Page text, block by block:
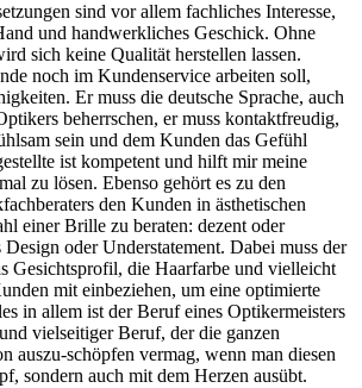
sind vor allem fachliches Interesse,
und handwerkliches Geschick. Ohne
sich keine Qualität herstellen lassen.
noch im Kundenservice arbeiten soll,
Er muss die deutsche Sprache, auch
beherrschen, er muss kontaktfreudig,
sein und dem Kunden das Gefühl
ist kompetent und hilft mir meine
zu lösen. Ebenso gehört es zu den
den Kunden in ästhetischen
einer Brille zu beraten: dezent oder
oder Understatement. Dabei muss der
Gesichtsprofil, die Haarfarbe und vielleicht
mit einbeziehen, um eine optimierte
in allem ist der Beruf eines Optikermeisters
vielseitiger Beruf, der die ganzen
auszu-schöpfen vermag, wenn man diesen
sondern auch mit dem Herzen ausübt.